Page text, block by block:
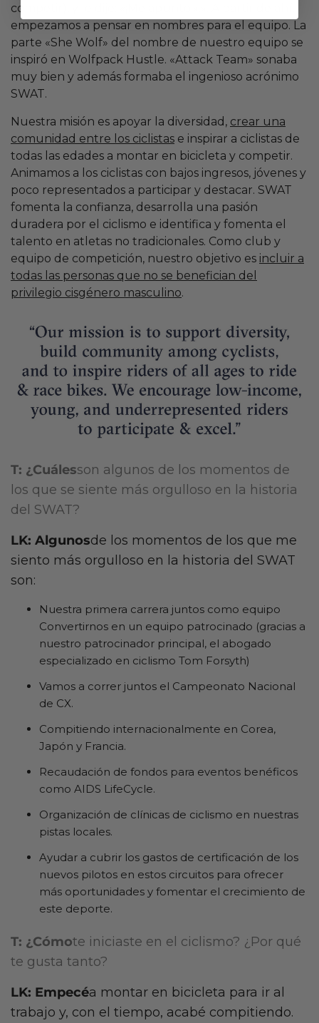
competir), y le dije: «¡Me apunto!».». A partir de ahí,
empezamos a pensar en nombres para el equipo. La
parte «She Wolf» del nombre de nuestro equipo se
inspiró en Wolfpack Hustle. «Attack Team» sonaba
muy bien y además formaba el ingenioso acrónimo
SWAT.
Nuestra misión es apoyar la diversidad, crear una
comunidad entre los ciclistas e inspirar a ciclistas de
todas las edades a montar en bicicleta y competir.
Animamos a los ciclistas con bajos ingresos, jóvenes y
poco representados a participar y destacar. SWAT
fomenta la confianza, desarrolla una pasión
duradera por el ciclismo e identifica y fomenta el
talento en atletas no tradicionales. Como club y
equipo de competición, nuestro objetivo es incluir a
todas las personas que no se benefician del
privilegio cisgénero masculino.
T: ¿Cuálesson algunos de los momentos de
los que se siente más orgulloso en la historia
del SWAT?
LK: Algunosde los momentos de los que me
siento más orgulloso en la historia del SWAT
son:
Nuestra primera carrera juntos como equipo
Convertirnos en un equipo patrocinado (gracias a
nuestro patrocinador principal, el abogado
especializado en ciclismo Tom Forsyth)
Vamos a correr juntos el Campeonato Nacional
de CX.
Compitiendo internacionalmente en Corea,
Japón y Francia.
Recaudación de fondos para eventos benéficos
como AIDS LifeCycle.
Organización de clínicas de ciclismo en nuestras
pistas locales.
Ayudar a cubrir los gastos de certificación de los
nuevos pilotos en estos circuitos para ofrecer
más oportunidades y fomentar el crecimiento de
este deporte.
T: ¿Cómote iniciaste en el ciclismo? ¿Por qué
te gusta tanto?
LK: Empecéa montar en bicicleta para ir al
trabajo y, con el tiempo, acabé compitiendo.